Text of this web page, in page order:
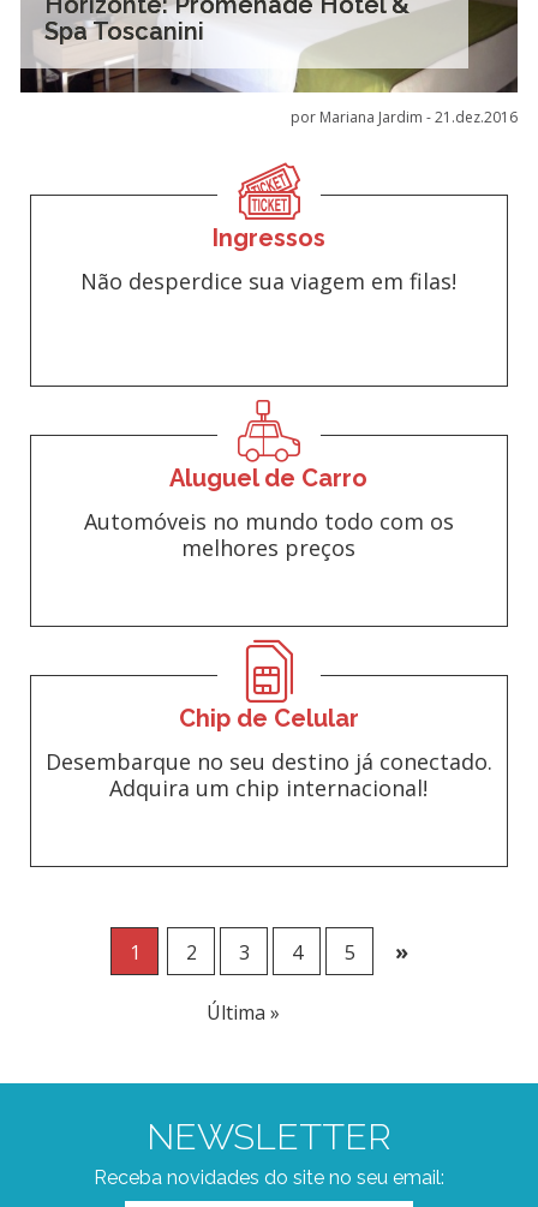
Spa Toscanini
por Mariana Jardim -21.dez.2016
Ingressos
Não desperdice sua viagem em filas!
Aluguel de Carro
Automóveis no mundo todo com os
melhores preços
Chip de Celular
Desembarque no seu destino já conectado.
Adquira um chip internacional!
1 2 3 4 5 »
Última »
NEWSLETTER
Receba novidades do site no seu email: